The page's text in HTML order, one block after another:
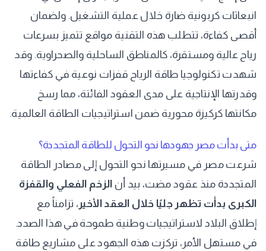
انبعاثات كربونية ضارة خلال عملية التشغيل. ولضمان
أقصى كفاءة، تتطلب هذه التقنية مواقع تتميز بسرعات
رياح عالية ومستقرة، كالمناطق الساحلية والصحراوية. وقد
شهدت تكنولوجيا طاقة الرياح قفزات نوعية في كفاءتها
وقدرتها الإنتاجية على مدى العقود الفائتة، مما رسخ
مكانتها كركيزة محورية ضمن استراتيجيات الطاقة العالمية.
متى بدأت مصر جهودها نحو التحول للطاقة المتجددة؟
شرعت مصر في مسيرتها نحو التحول إلى مصادر الطاقة
المتجددة منذ عقود مضت، بيد أن الزخم الفعلي والقفزة
الكبرى بدأت تظهر جليًا خلال العقد الأخير ، تزامناً مع
إطلاق البلاد لاستراتيجيات وطنية طموحة في هذا الصدد.
في مستهل الأمر، تركزت هذه الجهود على مشاريع طاقة